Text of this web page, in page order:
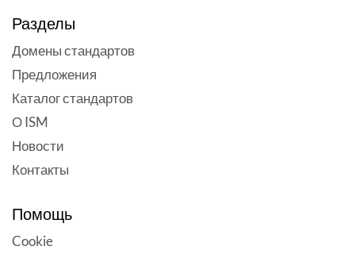
Разделы
Домены стандартов
Предложения
Каталог стандартов
О ISM
Новости
Контакты
Помощь
Cookie